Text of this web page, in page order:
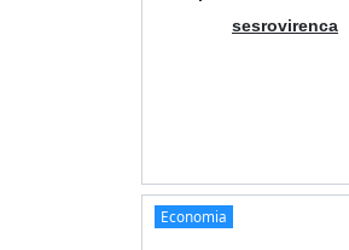
sesrovirenca
Economia